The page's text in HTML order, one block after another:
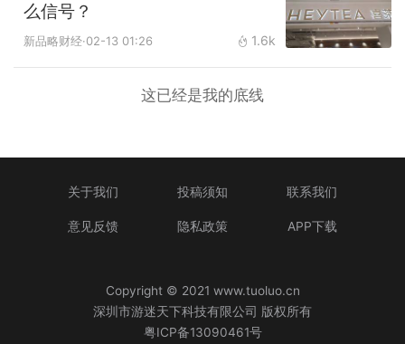
么信号？
新品略财经·02-13 01:26 1.6k
这已经是我的底线
关于我们 投稿须知 联系我们
意见反馈 隐私政策 APP下载
Copyright © 2021 www.tuoluo.cn
深圳市游迷天下科技有限公司 版权所有
粤ICP备13090461号